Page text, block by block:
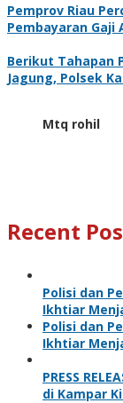
Pemprov Riau
Pembayaran Gaji
Berikut Tahapan
Jagung, Polsek
Mtq rohil
Recent
Polisi dan
Ikhtiar
Polisi dan
Ikhtiar
PRESS
di Kampar